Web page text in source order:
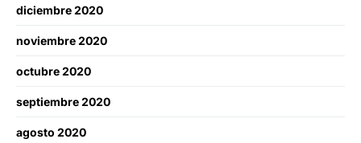
diciembre 2020
noviembre 2020
octubre 2020
septiembre 2020
agosto 2020